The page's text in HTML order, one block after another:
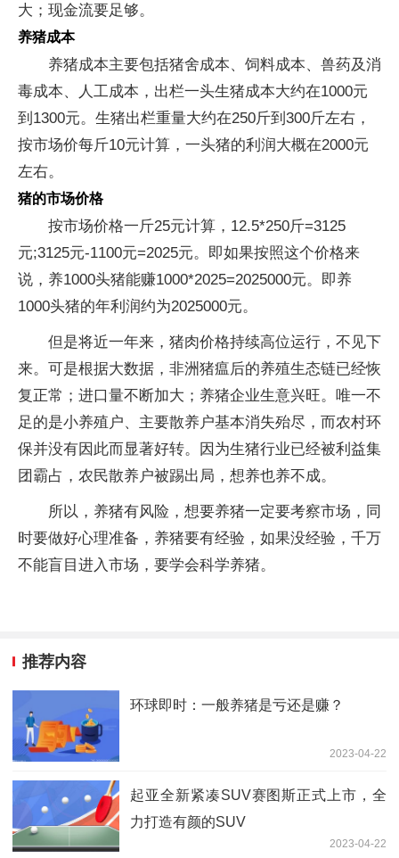
大；现金流要足够。
养猪成本
养猪成本主要包括猪舍成本、饲料成本、兽药及消
毒成本、人工成本，出栏一头生猪成本大约在1000元
到1300元。生猪出栏重量大约在250斤到300斤左右，
按市场价每斤10元计算，一头猪的利润大概在2000元
左右。
猪的市场价格
按市场价格一斤25元计算，12.5*250斤=3125
元;3125元-1100元=2025元。即如果按照这个价格来
说，养1000头猪能赚1000*2025=2025000元。即养
1000头猪的年利润约为2025000元。
但是将近一年来，猪肉价格持续高位运行，不见下
来。可是根据大数据，非洲猪瘟后的养殖生态链已经恢
复正常；进口量不断加大；养猪企业生意兴旺。唯一不
足的是小养殖户、主要散养户基本消失殆尽，而农村环
保并没有因此而显著好转。因为生猪行业已经被利益集
团霸占，农民散养户被踢出局，想养也养不成。
所以，养猪有风险，想要养猪一定要考察市场，同
时要做好心理准备，养猪要有经验，如果没经验，千万
不能盲目进入市场，要学会科学养猪。
推荐内容
环球即时：一般养猪是亏还是赚？
2023-04-22
起亚全新紧凑SUV赛图斯正式上市，全
力打造有颜的SUV
2023-04-22